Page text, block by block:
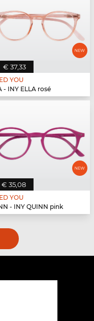
€ 37,33
YOU
- INY ELLA rosé
€ 35,08
YOU
- INY QUINN pink